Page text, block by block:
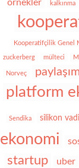
örnekler
kalkınma
Kooperatifçilik Genel
zuckerberg mülteci
Norveç
platform
Sendika silikon
ekonomi
startup uber